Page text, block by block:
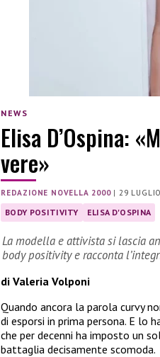
NEWS
Elisa D’Ospina:
vere»
REDAZIONE NOVELLA 2000|29
BODY POSITIVITY ELISA D'OSPINA
La modella e attivista si lascia
body positivity e racconta
di Valeria Volponi
Quando ancora la parola curvy
di esporsi in prima persona. E lo
che per decenni ha imposto un
battaglia decisamente scomoda.